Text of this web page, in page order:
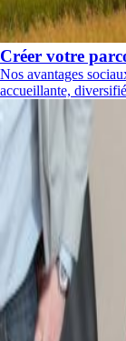
Créer votre
Nos avantages
accueillante,